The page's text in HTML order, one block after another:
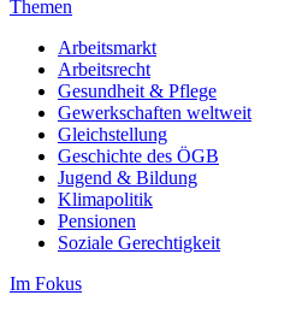
Themen
Arbeitsmarkt
Arbeitsrecht
Gesundheit & Pflege
Gewerkschaften weltweit
Gleichstellung
Geschichte des ÖGB
Jugend & Bildung
Klimapolitik
Pensionen
Soziale Gerechtigkeit
Im Fokus